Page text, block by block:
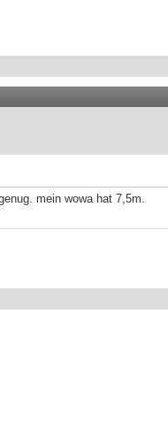
mein wowa hat 7,5m.